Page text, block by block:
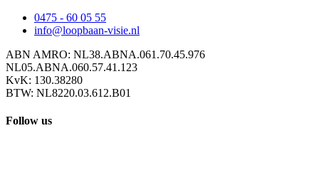
0475 - 60 05 55
info@loopbaan-visie.nl
ABN AMRO: NL38.ABNA.061.70.45.976
NL05.ABNA.060.57.41.123
KvK: 130.38280
BTW: NL8220.03.612.B01
Follow us